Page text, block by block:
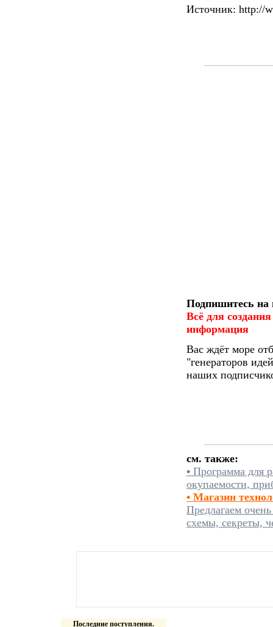
Источник: http://
Подпишитесь
Всё для
информация
Вас ждёт море
"генераторов
наших
см. также:
• Программа для
окупаемости,
• Магазин
Предлагаем
схемы, секреты,
Последние поступления.